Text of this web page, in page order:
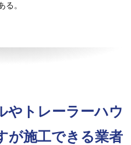
る。
やトレーラーハウ
が施工できる業者